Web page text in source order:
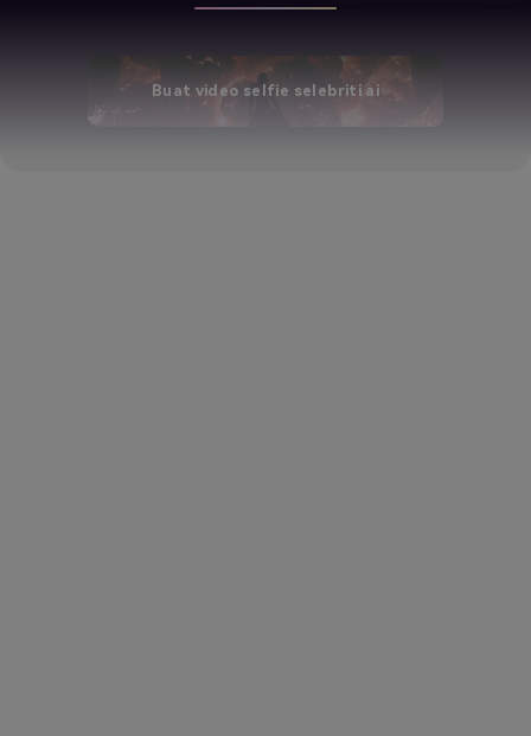
Buat video selfie selebriti ai